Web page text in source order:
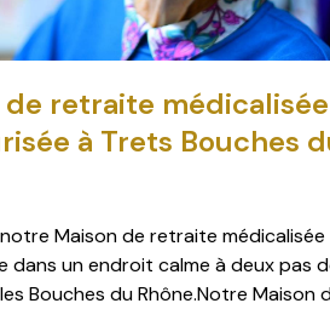
de retraite médicalisée
à Trets Bouches
Maison de retraite médicalisée
dans un endroit calme à deux pas
Bouches du Rhône.Notre Maison